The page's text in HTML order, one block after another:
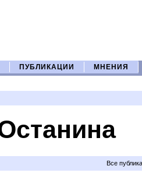
ПУБЛИКАЦИИ МНЕНИЯ
Все